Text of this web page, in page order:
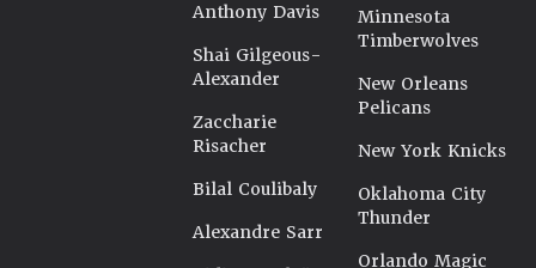
Anthony Davis
Shai Gilgeous-
Alexander
Zaccharie
Risacher
Bilal Coulibaly
Alexandre Sarr
Minnesota
Timberwolves
New Orleans
Pelicans
New York Knicks
Oklahoma City
Thunder
Orlando Magic